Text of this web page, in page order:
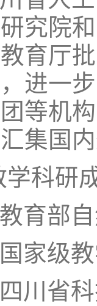
究院
育厅
进一
等机
集国
学科研
育部自
家级教
川省科